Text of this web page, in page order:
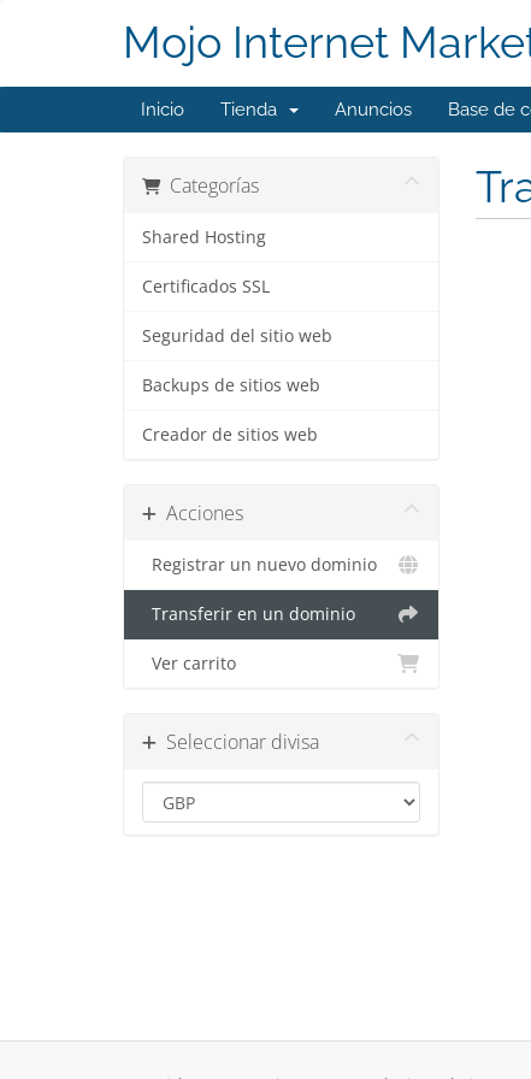
Mojo Internet
Inicio Tienda Anuncios Base de
Categorías
Shared Hosting
Certificados SSL
Seguridad del sitio web
Backups de sitios web
Creador de sitios web
Acciones
Registrar un nuevo dominio
Transferir en un dominio
Ver carrito
Seleccionar divisa